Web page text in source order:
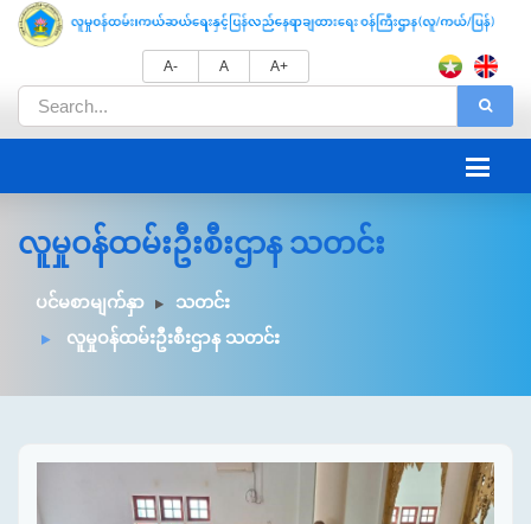
A- A A+
လူမှုဝန်ထမ်းဦးစီးဌာန သတင်း
ပင်မစာမျက်နှာ
သတင်း
လူမှုဝန်ထမ်းဦးစီးဌာန သတင်း